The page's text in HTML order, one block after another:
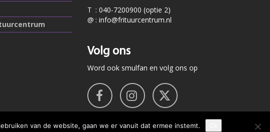
T : 040-7200900 (optie 2)
@ : info@frituurcentrum.nl
Volg ons
Word ook smulfan en volg ons op
van de website, gaan we er vanuit dat ermee instemt.